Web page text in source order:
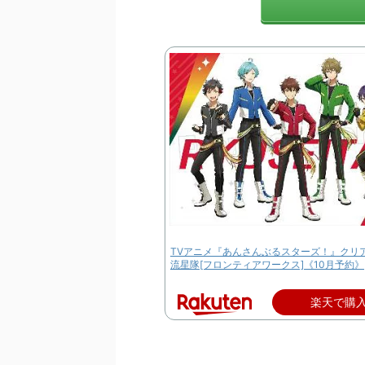
TVアニメ『あんさんぶるスターズ！』クリ
流星隊[フロンティアワークス]《10月予約》
楽天で購